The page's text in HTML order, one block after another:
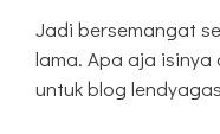
Jadi bersemangat
lama. Apa aja
untuk blog